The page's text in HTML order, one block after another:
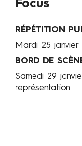
Focus
RÉPÉTITION
Mardi 25
BORD DE
Samedi 29
représentation